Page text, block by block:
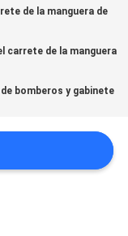
de la manguera de
carrete de la manguera
bomberos y gabinete